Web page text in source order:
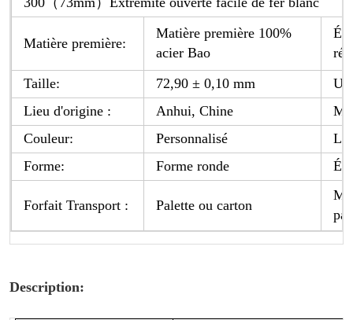
Matière première:
Matière première 100%
acier Bao
Taille:
72,90 ± 0,10 mm
Lieu d'origine :
Anhui, Chine
Couleur:
Personnalisé
Forme:
Forme ronde
Forfait Transport : Palette ou carton
Description: